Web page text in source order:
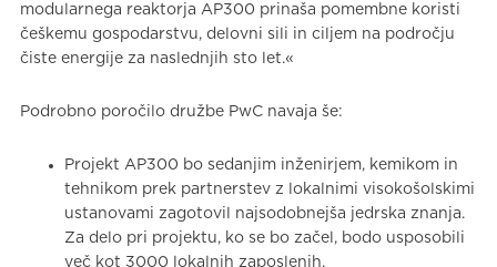
modularnega reaktorja AP300 prinaša pomembne koristi
češkemu gospodarstvu, delovni sili in ciljem na področju
čiste energije za naslednjih sto let.«
Podrobno poročilo družbe PwC navaja še:
Projekt AP300 bo sedanjim inženirjem, kemikom in
tehnikom prek partnerstev z lokalnimi visokošolskimi
ustanovami zagotovil najsodobnejša jedrska znanja.
Za delo pri projektu, ko se bo začel, bodo usposobili
več kot 3000 lokalnih zaposlenih.